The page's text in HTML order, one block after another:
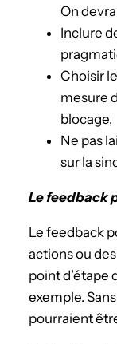
On
Inclure
Choisir
mesure
blocage,
Ne pas
sur la
Le feedback
Le feedback
actions ou
point d’étape
exemple.
pourraient